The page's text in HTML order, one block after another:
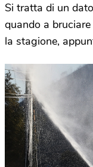
Si tratta di un
quando a
la stagione,